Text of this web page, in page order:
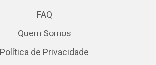
FAQ
Quem Somos
Política de Privacidade